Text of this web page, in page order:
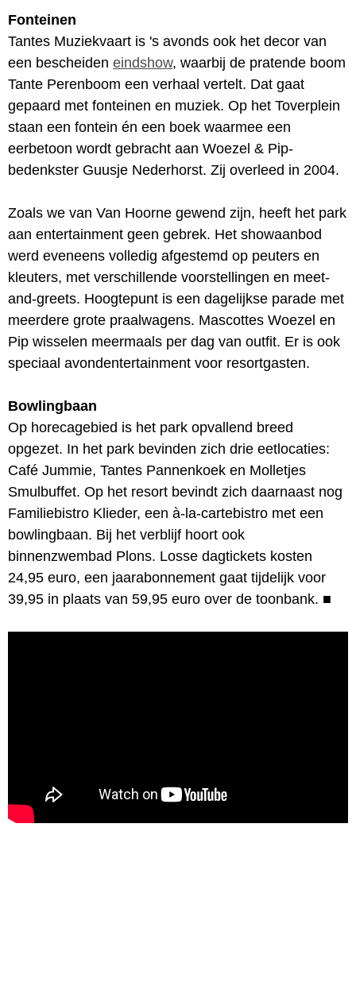
Fonteinen
Tantes Muziekvaart is 's avonds ook het decor van
een bescheiden eindshow, waarbij de pratende boom
Tante Perenboom een verhaal vertelt. Dat gaat
gepaard met fonteinen en muziek. Op het Toverplein
staan een fontein én een boek waarmee een
eerbetoon wordt gebracht aan Woezel & Pip-
bedenkster Guusje Nederhorst. Zij overleed in 2004.
Zoals we van Van Hoorne gewend zijn, heeft het park
aan entertainment geen gebrek. Het showaanbod
werd eveneens volledig afgestemd op peuters en
kleuters, met verschillende voorstellingen en meet-
and-greets. Hoogtepunt is een dagelijkse parade met
meerdere grote praalwagens. Mascottes Woezel en
Pip wisselen meermaals per dag van outfit. Er is ook
speciaal avondentertainment voor resortgasten.
Bowlingbaan
Op horecagebied is het park opvallend breed
opgezet. In het park bevinden zich drie eetlocaties:
Café Jummie, Tantes Pannenkoek en Molletjes
Smulbuffet. Op het resort bevindt zich daarnaast nog
Familiebistro Klieder, een à-la-cartebistro met een
bowlingbaan. Bij het verblijf hoort ook
binnenzwembad Plons. Losse dagtickets kosten
24,95 euro, een jaarabonnement gaat tijdelijk voor
39,95 in plaats van 59,95 euro over de toonbank. ■